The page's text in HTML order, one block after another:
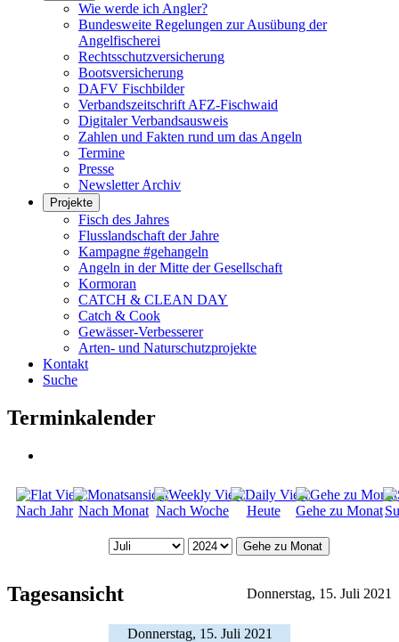
Wie werde ich Angler?
Bundesweite Regelungen zur Ausübung der
Angelfischerei
Rechtsschutzversicherung
Bootsversicherung
DAFV Fischbilder
Verbandszeitschrift AFZ-Fischwaid
Digitaler Verbandsausweis
Zahlen und Fakten rund um das Angeln
Termine
Presse
Newsletter Archiv
Projekte
Fisch des Jahres
Flusslandschaft der Jahre
Kampagne #gehangeln
Angeln in der Mitte der Gesellschaft
Kormoran
CATCH & CLEAN DAY
Catch & Cook
Gewässer-Verbesserer
Arten- und Naturschutzprojekte
Kontakt
Suche
Terminkalender
Nach Jahr Nach Monat Nach Woche Heute Gehe zu Monat
Gehe zu Monat
Tagesansicht Donnerstag, 15. Juli 2021
Donnerstag, 15. Juli 2021